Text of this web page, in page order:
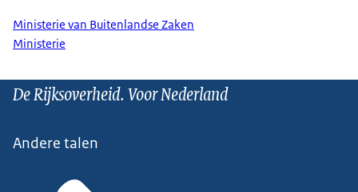
Ministerie van Buitenlandse Zaken
Ministerie
De Rijksoverheid. Voor Nederland
Andere talen